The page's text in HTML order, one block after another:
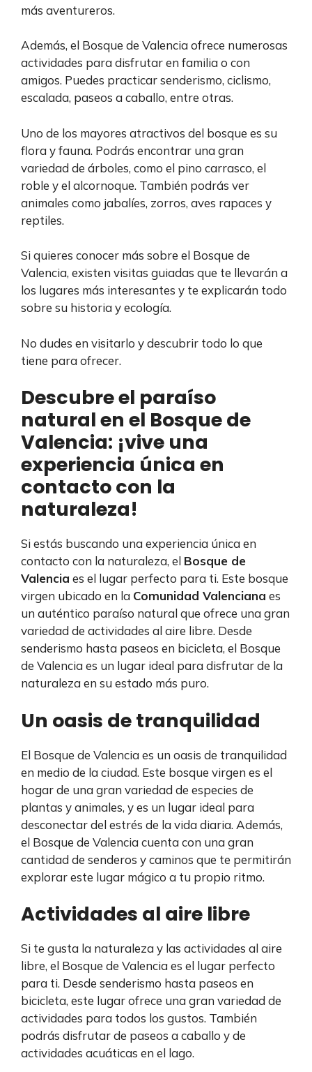
más aventureros.
Además, el Bosque de Valencia ofrece numerosas
actividades para disfrutar en familia o con
amigos. Puedes practicar senderismo, ciclismo,
escalada, paseos a caballo, entre otras.
Uno de los mayores atractivos del bosque es su
flora y fauna. Podrás encontrar una gran
variedad de árboles, como el pino carrasco, el
roble y el alcornoque. También podrás ver
animales como jabalíes, zorros, aves rapaces y
reptiles.
Si quieres conocer más sobre el Bosque de
Valencia, existen visitas guiadas que te llevarán a
los lugares más interesantes y te explicarán todo
sobre su historia y ecología.
No dudes en visitarlo y descubrir todo lo que
tiene para ofrecer.
Descubre el paraíso
natural en el Bosque de
Valencia: ¡vive una
experiencia única en
contacto con la
naturaleza!
Si estás buscando una experiencia única en
contacto con la naturaleza, el Bosque de
Valencia es el lugar perfecto para ti. Este bosque
virgen ubicado en la Comunidad Valenciana es
un auténtico paraíso natural que ofrece una gran
variedad de actividades al aire libre. Desde
senderismo hasta paseos en bicicleta, el Bosque
de Valencia es un lugar ideal para disfrutar de la
naturaleza en su estado más puro.
Un oasis de tranquilidad
El Bosque de Valencia es un oasis de tranquilidad
en medio de la ciudad. Este bosque virgen es el
hogar de una gran variedad de especies de
plantas y animales, y es un lugar ideal para
desconectar del estrés de la vida diaria. Además,
el Bosque de Valencia cuenta con una gran
cantidad de senderos y caminos que te permitirán
explorar este lugar mágico a tu propio ritmo.
Actividades al aire libre
Si te gusta la naturaleza y las actividades al aire
libre, el Bosque de Valencia es el lugar perfecto
para ti. Desde senderismo hasta paseos en
bicicleta, este lugar ofrece una gran variedad de
actividades para todos los gustos. También
podrás disfrutar de paseos a caballo y de
actividades acuáticas en el lago.